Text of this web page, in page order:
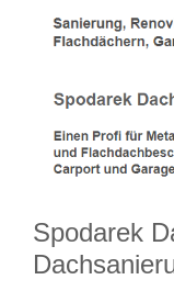
Spodarek